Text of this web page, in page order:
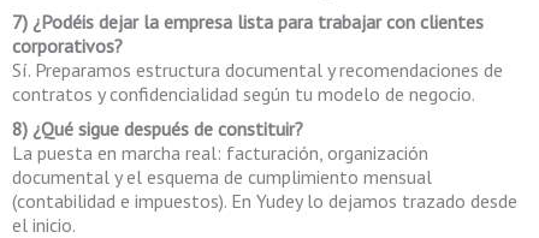
7) ¿Podéis dejar la empresa lista para trabajar con clientes
corporativos?
Sí. Preparamos estructura documental y recomendaciones de
contratos y confidencialidad según tu modelo de negocio.
8) ¿Qué sigue después de constituir?
La puesta en marcha real: facturación, organización
documental y el esquema de cumplimiento mensual
(contabilidad e impuestos). En Yudey lo dejamos trazado desde
el inicio.